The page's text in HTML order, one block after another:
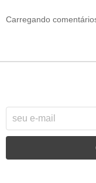
Carregando comentários